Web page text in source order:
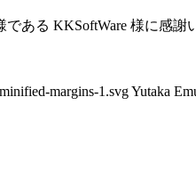
ある KKSoftWare 様に感謝
margins-1.svgYutaka